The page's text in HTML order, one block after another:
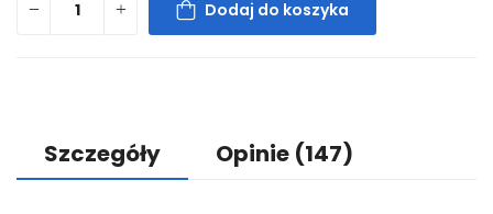
Dodaj do koszyka
Szczegóły Opinie (147)